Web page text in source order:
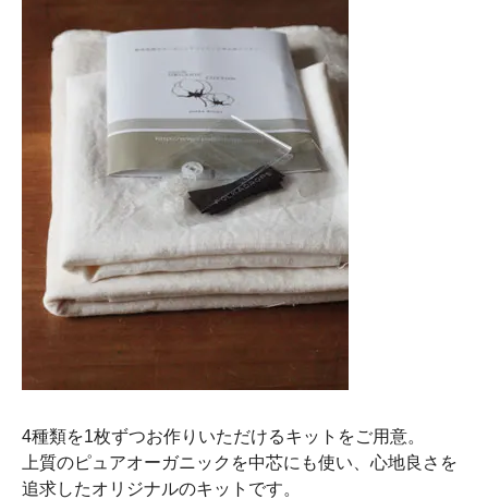
4種類を1枚ずつお作りいただけるキットをご用意。
上質のピュアオーガニックを中芯にも使い、心地良さを
追求したオリジナルのキットです。